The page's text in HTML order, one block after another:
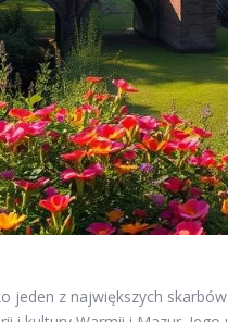
jeden z największych